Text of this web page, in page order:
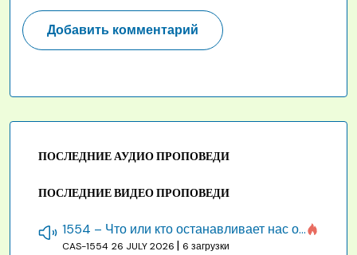
ПОСЛЕДНИЕ АУДИО ПРОПОВЕДИ
ПОСЛЕДНИЕ ВИДЕО ПРОПОВЕДИ
1554 – Что или кто останавливает нас от созидания строения Божия
CAS-1554 26 JULY 2026 | 6 загрузки